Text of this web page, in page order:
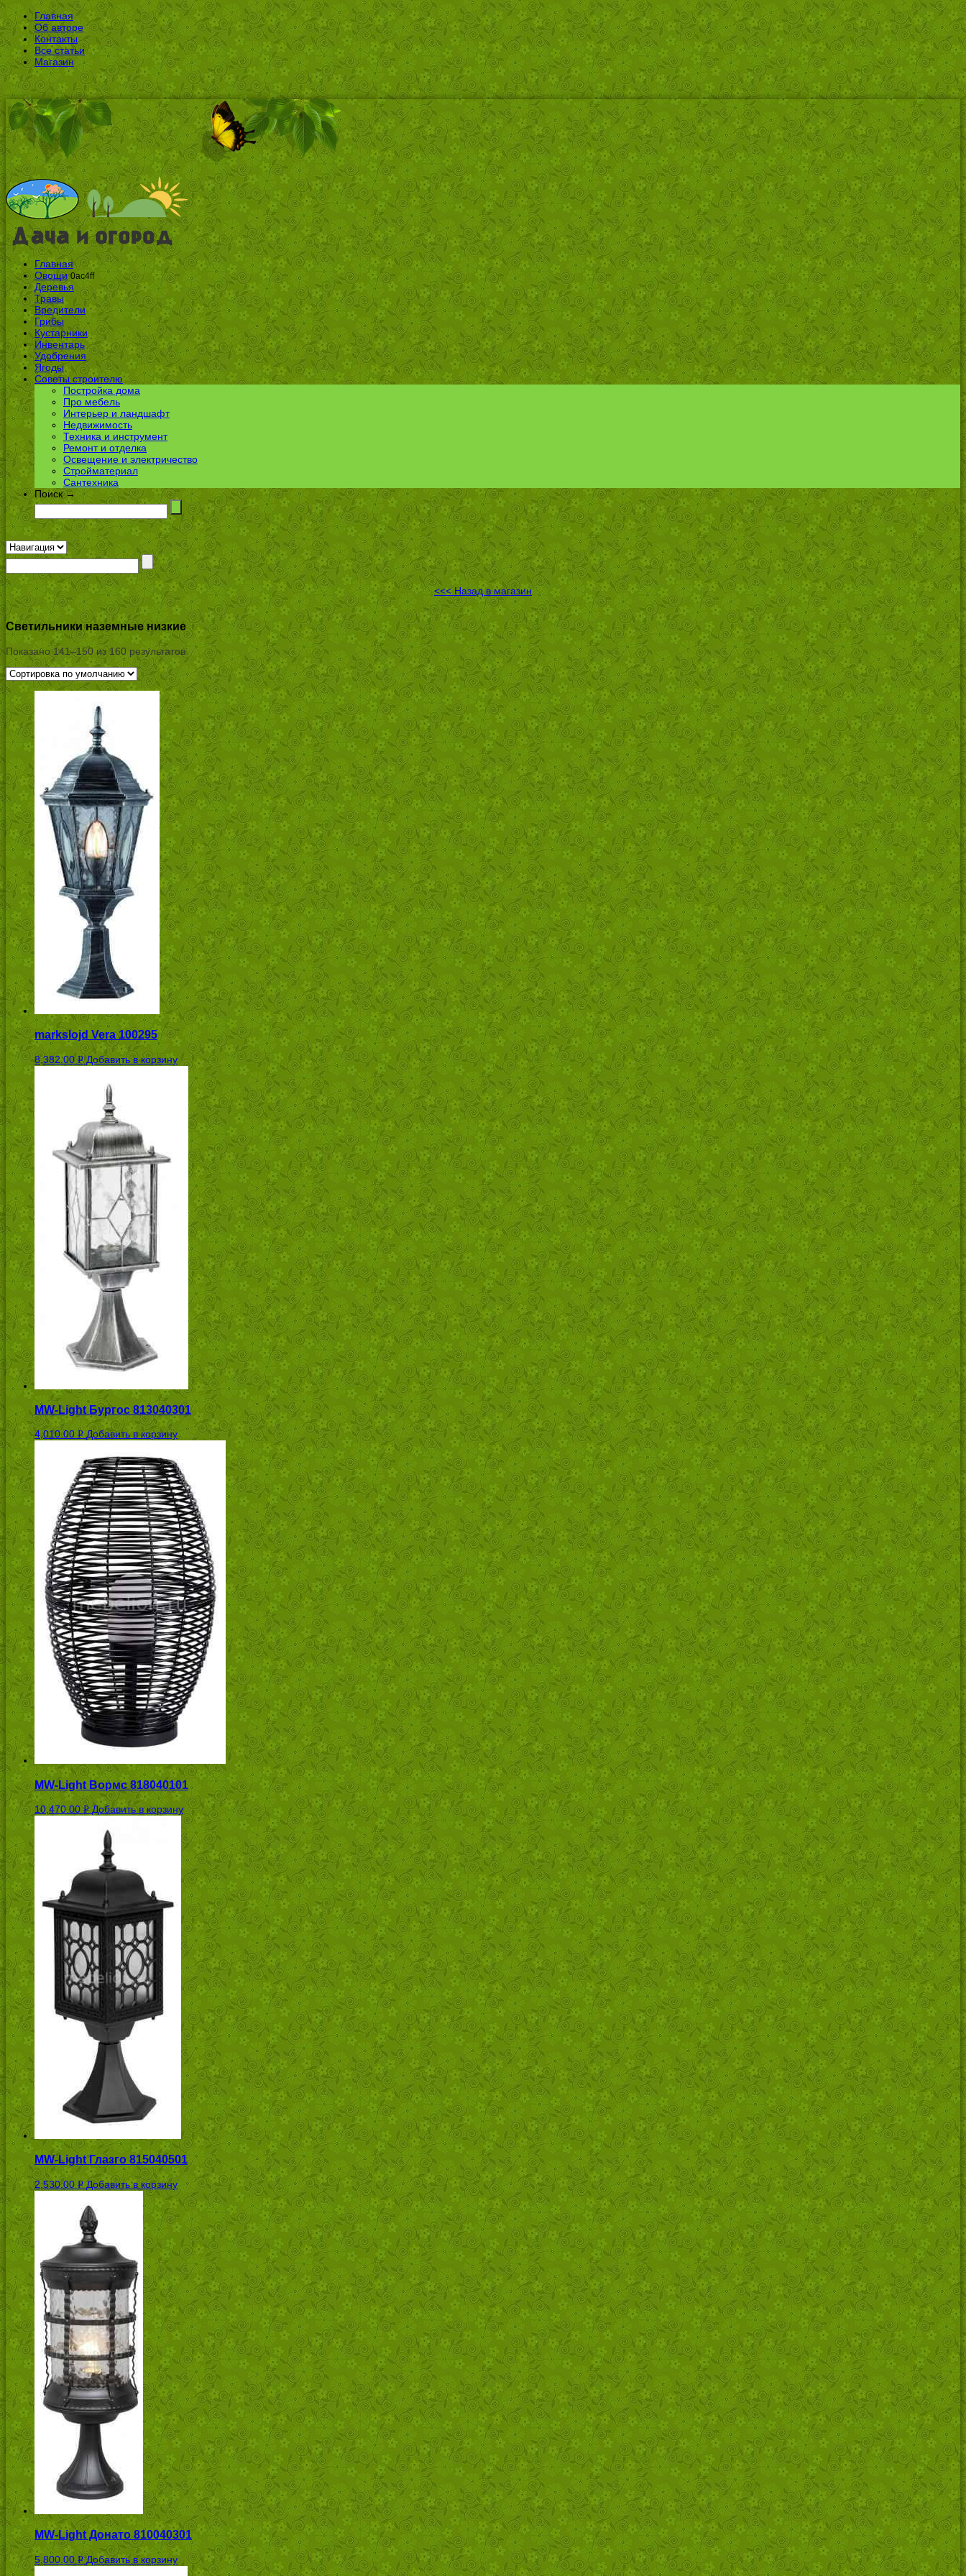
Главная
Об авторе
Контакты
Все статьи
Магазин
Главная
Овощи 0ac4ff
Деревья
Травы
Вредители
Грибы
Кустарники
Инвентарь
Удобрения
Ягоды
Советы строителю
Постройка дома
Про мебель
Интерьер и ландшафт
Недвижимость
Техника и инструмент
Ремонт и отделка
Освещение и электричество
Стройматериал
Сантехника
Поиск →
<<< Назад в магазин
Светильники наземные низкие
Показано 141–150 из 160 результатов
markslojd Vera 100295
8,382.00Р Добавить в корзину
MW-Light Бургос 813040301
4,010.00 Р Добавить в корзину
MW-Light Вормс 818040101
10,470.00Р Добавить в корзину
MW-Light Глазго 815040501
2,530.00 Р Добавить в корзину
MW-Light Донато 810040301
5,800.00 Р Добавить в корзину